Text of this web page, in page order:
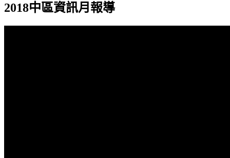
2018中區資訊月報導